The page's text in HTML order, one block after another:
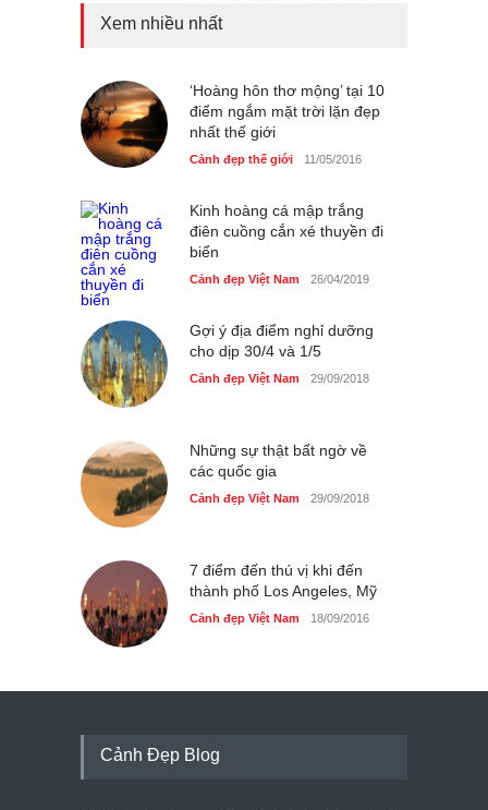
Cảnh đẹp Việt Nam 24/04/2020
Những món ăn đồng quê
dân dã ở Sài Gòn
Xem nhiều nhất
‘Hoàng hôn thơ mộng’ tại 10
điểm ngắm mặt trời lặn đẹp
nhất thế giới
Cảnh đẹp thế giới 11/05/2016
Kinh hoàng cá mập trắng
điên cuồng cắn xé thuyền đi
biển
Cảnh đẹp Việt Nam 26/04/2019
Gợi ý địa điểm nghỉ dưỡng
cho dịp 30/4 và 1/5
Cảnh đẹp Việt Nam 29/09/2018
Những sự thật bất ngờ về
các quốc gia
Cảnh đẹp Việt Nam 29/09/2018
7 điểm đến thú vị khi đến
thành phố Los Angeles, Mỹ
Cảnh đẹp Việt Nam 18/09/2016
Cảnh Đẹp Blog